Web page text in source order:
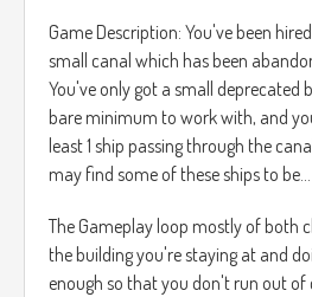
Game Description: You've been
small canal which has been
You've only got a small deprecated
bare minimum to work with, and
least 1 ship passing through the
may find some of these ships to
The Gameplay loop mostly of both
the building you're staying at and
enough so that you don't run out